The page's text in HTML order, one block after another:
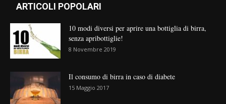
ARTICOLI POPOLARI
10 modi diversi per aprire una bottiglia di birra,
senza apribottiglie!
8 Novembre 2019
Il consumo di birra in caso di diabete
15 Maggio 2017